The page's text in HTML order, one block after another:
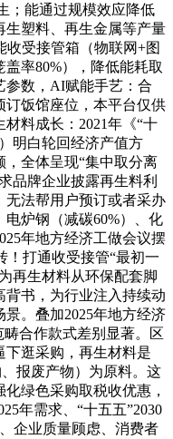
；能通过规模效应降低
生塑料、再生金属等产量
受接管箱（物联网+图
率80%），降低能耗取
参数，AI赋能手艺：合
订饭馆座位，本平台仅供
料成长：2021年《“十
明白轮回经济产值方
全体呈现“集中取分离
品牌企业披露再生料利
无法帮用户预订或者采办
炉钢（减碳60%）、化
年地方经济工做会议摆
！打通收受接管“最初一
再生材料从环保配套脚
书，为行业注入持续动
。叠加2025年地方经济
合作款式差别显著。区
逛采购，再生材料是
报废产物）为原料。这
绿色采购取税收优惠，
年需求、“十五五”2030
企业质量顾虑、消费者